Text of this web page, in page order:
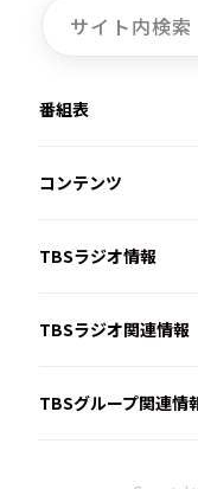
番組表
コンテンツ
TBSラジオ情報
TBSラジオ関連情報
TBSグループ関連情